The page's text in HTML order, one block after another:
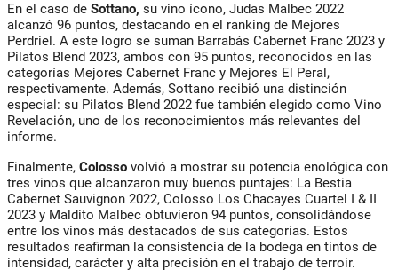
En el caso de Sottano, su vino ícono, Judas Malbec 2022
alcanzó 96 puntos, destacando en el ranking de Mejores
Perdriel. A este logro se suman Barrabás Cabernet Franc 2023 y
Pilatos Blend 2023, ambos con 95 puntos, reconocidos en las
categorías Mejores Cabernet Franc y Mejores El Peral,
respectivamente. Además, Sottano recibió una distinción
especial: su Pilatos Blend 2022 fue también elegido como Vino
Revelación, uno de los reconocimientos más relevantes del
informe.
Finalmente, Colosso volvió a mostrar su potencia enológica con
tres vinos que alcanzaron muy buenos puntajes: La Bestia
Cabernet Sauvignon 2022, Colosso Los Chacayes Cuartel I & II
2023 y Maldito Malbec obtuvieron 94 puntos, consolidándose
entre los vinos más destacados de sus categorías. Estos
resultados reafirman la consistencia de la bodega en tintos de
intensidad, carácter y alta precisión en el trabajo de terroir.